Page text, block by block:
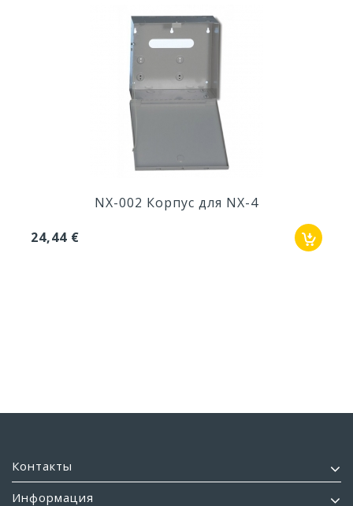
NX-002 Корпус для NX-4
24,44 €
Контакты
Информация